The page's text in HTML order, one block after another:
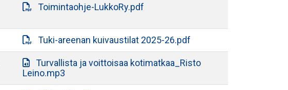
Toimintaohje-LukkoRy.pdf
Tuki-areenan kuivaustilat 2025-26.pdf
Turvallista ja voittoisaa kotimatkaa_Risto
Leino.mp3